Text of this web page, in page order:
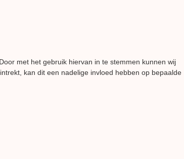
met het gebruik hiervan in te stemmen kunnen wij
kan dit een nadelige invloed hebben op bepaalde